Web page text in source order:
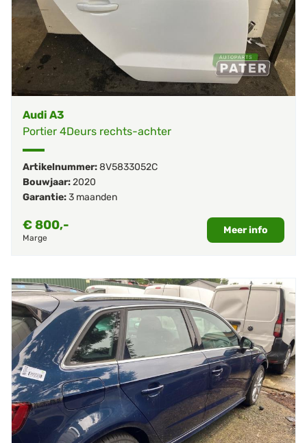
Audi A3
Portier 4Deurs rechts-achter
Artikelnummer:8V5833052C
Bouwjaar:2020
Garantie:3 maanden
€800,-
Marge
Meer info